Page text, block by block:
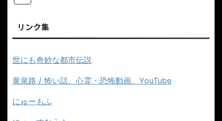
リンク集
世にも奇妙な都市伝説
黄泉路 / 怖い話、心霊・恐怖動画、YouTube
にゅーもふ